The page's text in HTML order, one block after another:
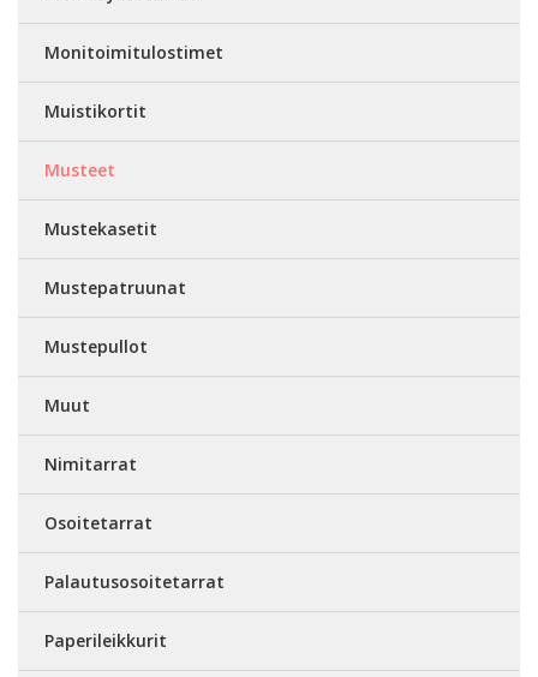
Monitoimitulostimet
Muistikortit
Musteet
Mustekasetit
Mustepatruunat
Mustepullot
Muut
Nimitarrat
Osoitetarrat
Palautusosoitetarrat
Paperileikkurit